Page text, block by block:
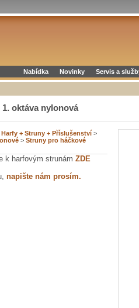
Nabídka Novinky Servis a
oktáva nylonová
Harfy + Struny + Příslušenství >
> Struny pro háčkové
k harfovým strunám ZDE
napište nám prosím.